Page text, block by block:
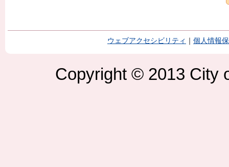
ウェブアクセシビリティ 個人情報
Copyright © 2013 City